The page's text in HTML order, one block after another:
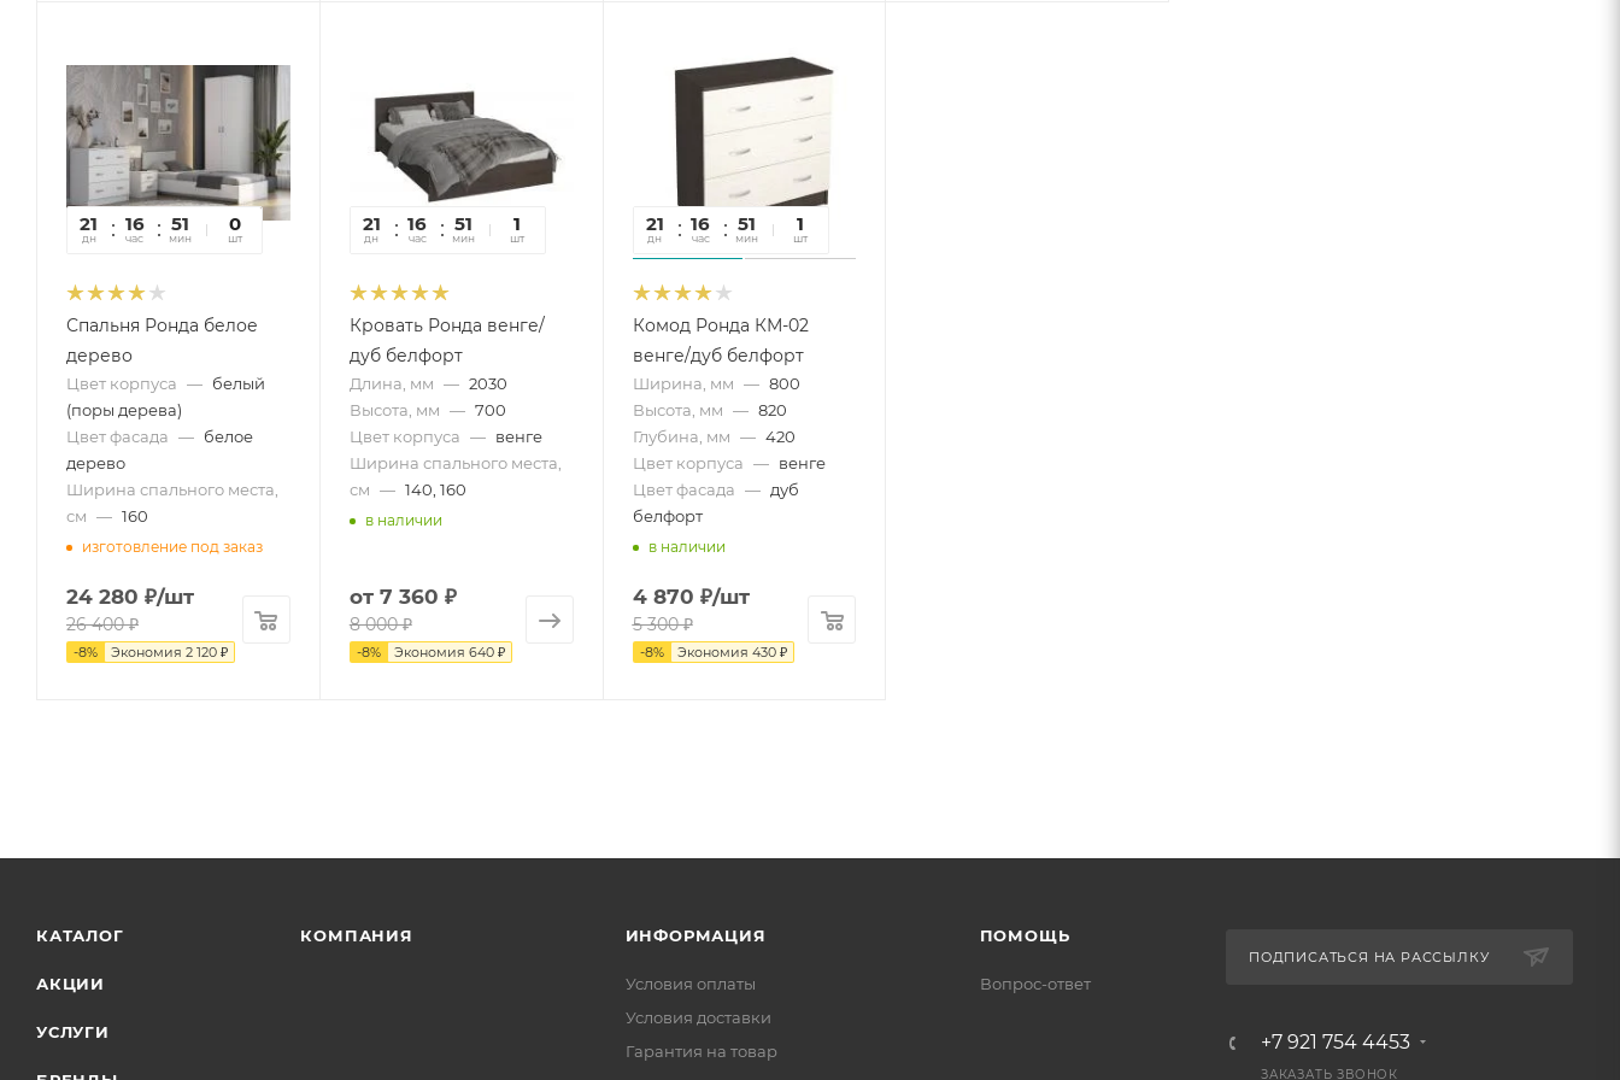
21
дн
16
час
51
мин
44
сек
0
шт
Спальня Ронда белое
дерево
Цвет корпуса — белый
(поры дерева)
Цвет фасада — белое
дерево
Ширина спального места,
см — 160
изготовление под заказ
24 280 ₽/шт
26 400₽
-8% Экономия 2 120 ₽
21
дн
16
час
51
мин
44
сек
1
шт
Кровать Ронда венге/
дуб белфорт
Длина, мм — 2030
Высота, мм — 700
Цвет корпуса — венге
Ширина спального места,
см — 140, 160
в наличии
от 7 360 ₽
8 000 ₽
-8% Экономия 640 ₽
21
дн
16
час
51
мин
44
сек
1
шт
Комод Ронда КМ-02
венге/дуб белфорт
Ширина, мм — 800
Высота, мм — 820
Глубина, мм — 420
Цвет корпуса — венге
Цвет фасада — дуб
белфорт
в наличии
4 870 ₽/шт
5 300₽
-8% Экономия 430₽
КАТАЛОГ
АКЦИИ
УСЛУГИ
КОМПАНИЯ ИНФОРМАЦИЯ
Условия оплаты
Условия доставки
Гарантия на товар
ПОМОЩЬ
Вопрос-ответ
ПОДПИСАТЬСЯ НА РАССЫЛКУ
+7 921 754 4453
ЗАКАЗАТЬ ЗВОНОК